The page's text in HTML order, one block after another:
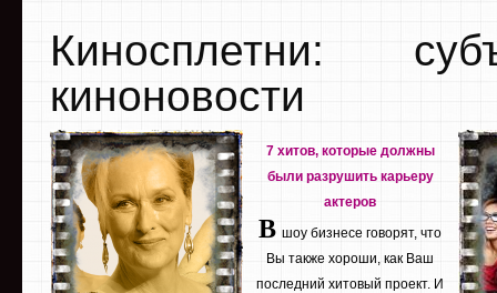
Киносплетни:
киноновости
7 хитов, которые должны
были разрушить карьеру
актеров
В шоу бизнесе говорят, что
Вы также хороши, как Ваш
последний хитовый проект. И